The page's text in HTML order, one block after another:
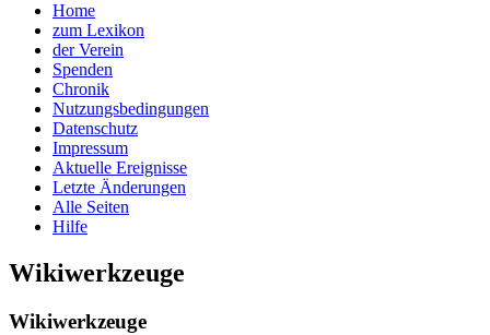
Home
zum Lexikon
der Verein
Spenden
Chronik
Nutzungsbedingungen
Datenschutz
Impressum
Aktuelle Ereignisse
Letzte Änderungen
Alle Seiten
Hilfe
Wikiwerkzeuge
Wikiwerkzeuge